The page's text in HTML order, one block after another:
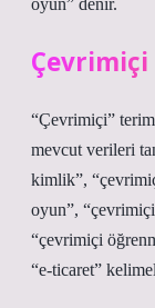
oyun” denir.
“Çevrimiçi”
mevcut verileri
kimlik”,
oyun”, “çevrimiçi
“çevrimiçi
“e-ticaret”